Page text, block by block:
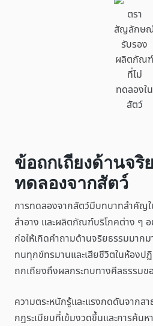
ตรา
สัญลักษ
รับรอง
ผลิตภัณฑ์
ที่ไม่
ทดลองใน
สัตว์
ข้อถกเถียงด้านจริ
ทดลองจากสัตว์
การทดลองจากสัตว์มีบทบาทสำคัญ
สำอาง และผลิตภัณฑ์บริโภคต่าง ๆ อ
ก่อให้เกิดคำถามด้านจริยธรรมมาก
ทนทุกข์ทรมานและเสียชีวิตในห้องป
ถกเถียงถึงผลกระทบทางศีลธรรมข
ความตระหนักรู้และแรงกดดันจากส
กฎระเบียบที่เข้มงวดขึ้นและการค้นห